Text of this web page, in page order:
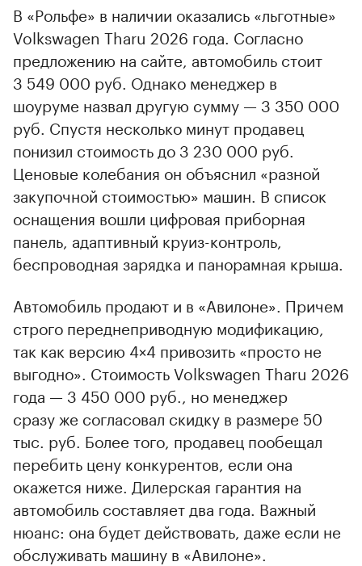
В «Рольфе» в наличии оказались «льготные»
Volkswagen Tharu 2026 года. Согласно
предложению на сайте, автомобиль стоит
3 549 000 руб. Однако менеджер в
шоуруме назвал другую сумму — 3 350 000
руб. Спустя несколько минут продавец
понизил стоимость до 3 230 000 руб.
Ценовые колебания он объяснил «разной
закупочной стоимостью» машин. В список
оснащения вошли цифровая приборная
панель, адаптивный круиз-контроль,
беспроводная зарядка и панорамная крыша.
Автомобиль продают и в «Авилоне». Причем
строго переднеприводную модификацию,
так как версию 4×4 привозить «просто не
выгодно». Стоимость Volkswagen Tharu 2026
года — 3 450 000 руб., но менеджер
сразу же согласовал скидку в размере 50
тыс. руб. Более того, продавец пообещал
перебить цену конкурентов, если она
окажется ниже. Дилерская гарантия на
автомобиль составляет два года. Важный
нюанс: она будет действовать, даже если не
обслуживать машину в «Авилоне».